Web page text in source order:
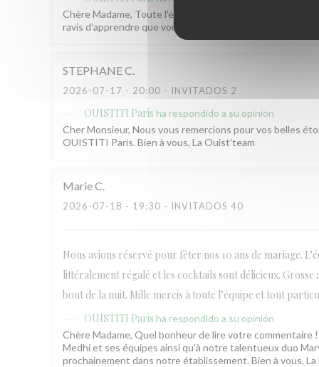
Chère Madame, Toute l'équipe du OUISTITI Paris vous
ravis d'apprendre que vous reviendrez faire la fête avec
STEPHANEC
2026-07-17 - 20:00 - INVITADOS 2
OUISTITI Paris ha respondido a su opinión
Cher Monsieur, Nous vous remercions pour vos belles
OUISTITI Paris. Bien à vous, La Ouist'team
MarieC
2026-07-18 - 19:30 - INVITADOS 40
Nous avions réservé pour fêter nos 10 ans de mariage.
littéralement régalé et les cocktails sont délicieux. Grosse
bout de la nuit. Mille mercis à toute l’équipe et tout
OUISTITI Paris ha respondido a su opinión
Chère Madame, Quel bonheur de lire votre
Medhi et ses équipes ainsi qu'à notre talentueux duo
prochainement dans notre établissement. Bien à vous,